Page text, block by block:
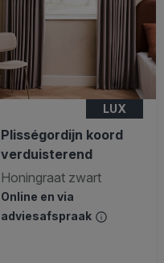
LUX
Plisségordijn koord
verduisterend
Honingraat zwart
Online en via
adviesafspraak